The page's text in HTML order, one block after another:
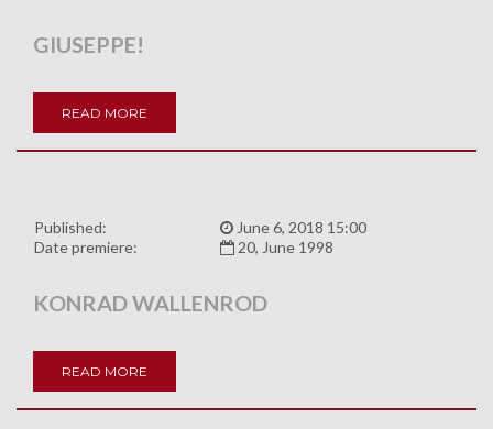
GIUSEPPE!
READ MORE
Published:
June 6, 2018 15:00
Date premiere:
20, June 1998
KONRAD WALLENROD
READ MORE